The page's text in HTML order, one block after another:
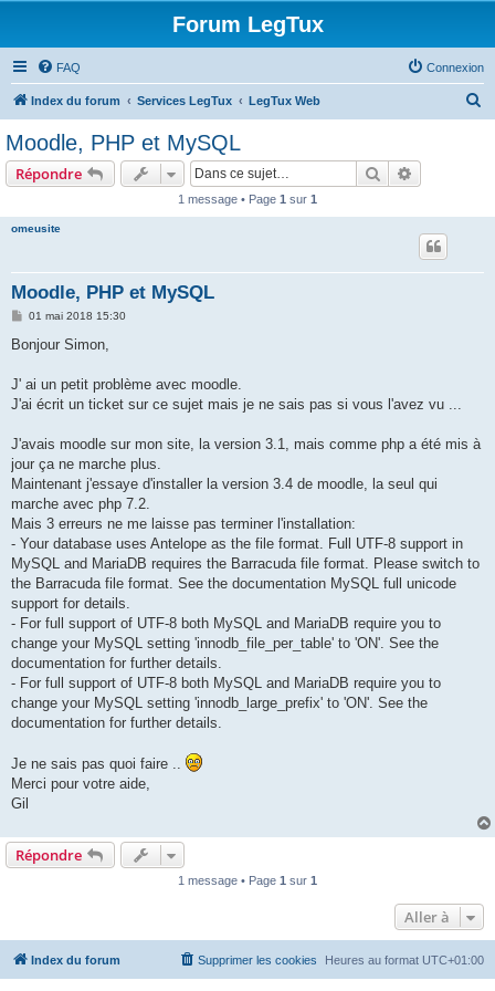
Forum LegTux
FAQ Connexion
Index du forum Services LegTux LegTux Web
Moodle, PHP et MySQL
Répondre Rechercher
1 message • Page 1 sur 1
omeusite
Moodle, PHP et MySQL
M
s
g
01 mai 2018 15:30
Bonjour Simon,
J' ai un petit problème avec moodle.
J'ai écrit un ticket sur ce sujet mais je ne sais pas si vous l'avez vu ...
J'avais moodle sur mon site, la version 3.1, mais comme php a été mis à
jour ça ne marche plus.
Maintenant j'essaye d'installer la version 3.4 de moodle, la seul qui
marche avec php 7.2.
Mais 3 erreurs ne me laisse pas terminer l'installation:
- Your database uses Antelope as the file format. Full UTF-8 support in
MySQL and MariaDB requires the Barracuda file format. Please switch to
the Barracuda file format. See the documentation MySQL full unicode
support for details.
- For full support of UTF-8 both MySQL and MariaDB require you to
change your MySQL setting 'innodb_file_per_table' to 'ON'. See the
documentation for further details.
- For full support of UTF-8 both MySQL and MariaDB require you to
change your MySQL setting 'innodb_large_prefix' to 'ON'. See the
documentation for further details.
Je ne sais pas quoi faire ..
Merci pour votre aide,
Gil
Répondre
1 message • Page 1 sur 1
Aller à
Index du forum Heures au format UTC+01:00
Supprimer les cookies